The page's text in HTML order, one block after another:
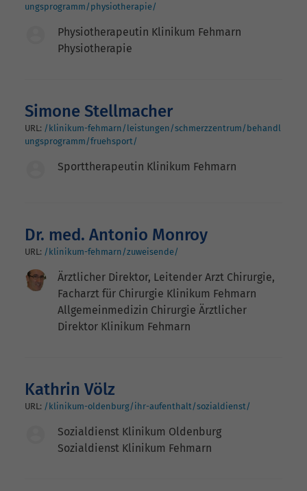
ungsprogramm/physiotherapie/
Physiotherapeutin Klinikum Fehmarn
Physiotherapie
Simone Stellmacher
URL: /klinikum-fehmarn/leistungen/schmerzzentrum/behandl
ungsprogramm/fruehsport/
Sporttherapeutin Klinikum Fehmarn
Dr. med. Antonio Monroy
URL: /klinikum-fehmarn/zuweisende/
Ärztlicher Direktor, Leitender Arzt Chirurgie,
Facharzt für Chirurgie Klinikum Fehmarn
Allgemeinmedizin Chirurgie Ärztlicher
Direktor Klinikum Fehmarn
Kathrin Völz
URL: /klinikum-oldenburg/ihr-aufenthalt/sozialdienst/
Sozialdienst Klinikum Oldenburg
Sozialdienst Klinikum Fehmarn